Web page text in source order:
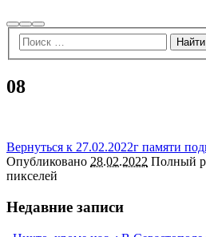
НайтиБольше
информации
Главное
меню
08
Вернуться к 27.02.2022г памяти
Опубликовано 28.02.2022 Полный
пикселей
Недавние записи